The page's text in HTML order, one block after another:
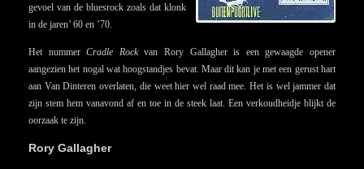
gevoel van de bluesrock zoals dat klonk
in de jaren’ 60 en ’70.
Het nummerCradle Rockvan Rory Gallagher is een gewaagde opener
aangezien het nogal wat hoogstandjes bevat. Maar dit kan je met een gerust hart
aan Van Dinteren overlaten, die weet hier wel raad mee. Het is wel jammer dat
zijn stem hem vanavond af en toe in de steek laat. Een verkoudheidje blijkt de
oorzaak te zijn.
Rory Gallagher